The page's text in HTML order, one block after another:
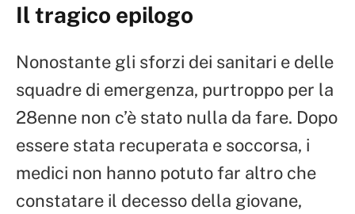
Il tragico epilogo
Nonostante gli sforzi dei sanitari e delle
squadre di emergenza, purtroppo per la
28enne non c’è stato nulla da fare. Dopo
essere stata recuperata e soccorsa, i
medici non hanno potuto far altro che
constatare il decesso della giovane,